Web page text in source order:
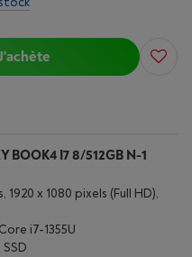
BOOK4 I7 8/512GB N-1
1920 x 1080 pixels (Full HD),
i7-1355U